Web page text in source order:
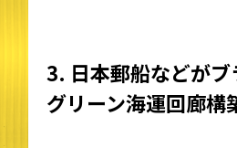
3. 日本郵船などが
グリーン海運回廊構